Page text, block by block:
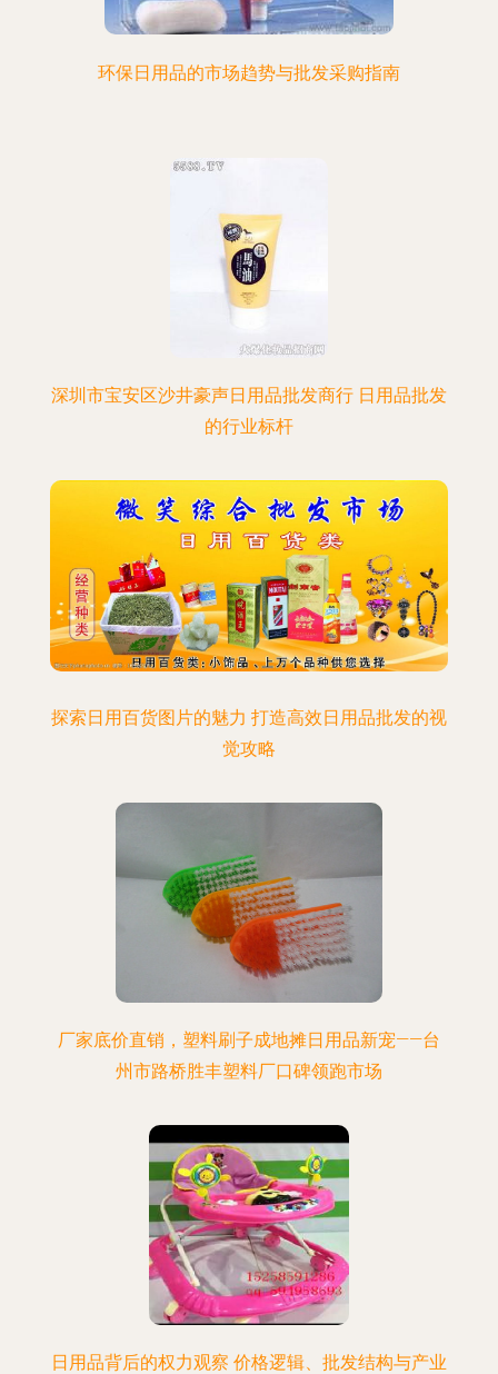
环保日用品的市场趋势与批发采购指南
深圳市宝安区沙井豪声日用品批发商行 日用品批发
的行业标杆
探索日用百货图片的魅力 打造高效日用品批发的视
觉攻略
厂家底价直销，塑料刷子成地摊日用品新宠——台
州市路桥胜丰塑料厂口碑领跑市场
日用品背后的权力观察 价格逻辑、批发结构与产业